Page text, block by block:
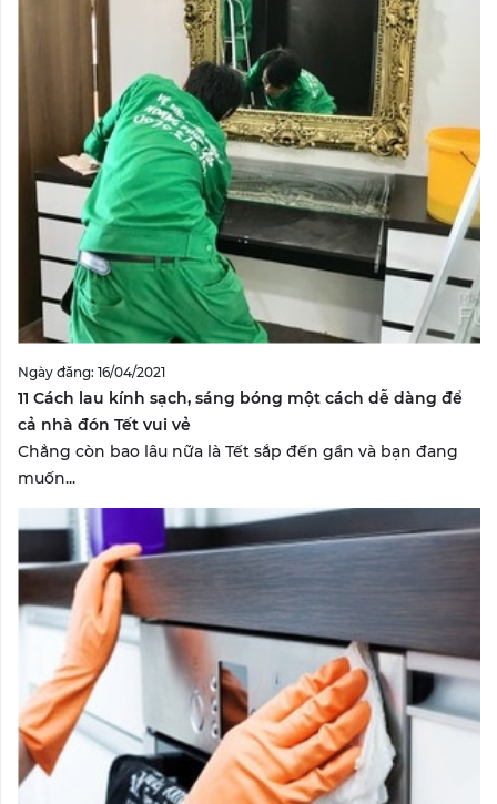
Ngày đăng: 16/04/2021
11 Cách lau kính sạch, sáng bóng một cách dễ dàng để
cả nhà đón Tết vui vẻ
Chẳng còn bao lâu nữa là Tết sắp đến gần và bạn đang
muốn...